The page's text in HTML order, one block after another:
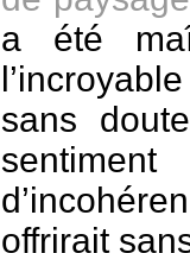
a été
sans
sentiment
offrirait